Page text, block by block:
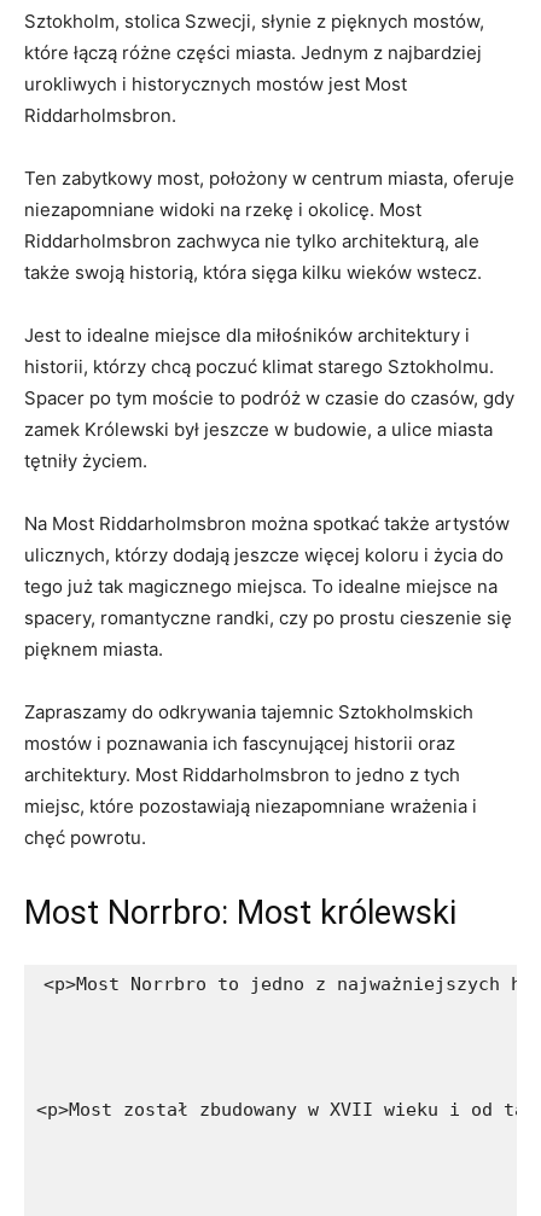
Sztokholm, stolica Szwecji, słynie z pięknych mostów,
które łączą różne części miasta. Jednym z najbardziej
urokliwych i​ historycznych‌ mostów jest Most
Riddarholmsbron.
Ten zabytkowy most, położony‌ w centrum miasta, oferuje
niezapomniane widoki ‍na rzekę i ‌okolicę. Most
Riddarholmsbron zachwyca nie ⁤tylko architekturą, ale
także ⁢swoją historią, która sięga kilku wieków wstecz.
Jest to idealne miejsce dla ‌miłośników architektury i
historii, którzy chcą ⁤poczuć​ klimat starego Sztokholmu.
Spacer‍ po tym moście to podróż w czasie do czasów, gdy
zamek Królewski był jeszcze w ⁤budowie, ⁤a ulice miasta‍
tętniły życiem.
Na‌ Most Riddarholmsbron można spotkać także artystów
ulicznych, którzy dodają jeszcze więcej koloru i życia do
tego już⁢ tak ‌magicznego miejsca. To idealne miejsce na
spacery, romantyczne randki, ‌czy po prostu cieszenie się
pięknem miasta.
Zapraszamy do odkrywania tajemnic Sztokholmskich
mostów‍ i poznawania ich ‍fascynującej historii oraz
architektury. Most Riddarholmsbron to jedno z‌ tych
miejsc, które pozostawiają niezapomniane wrażenia ​i
‍chęć powrotu.
Most Norrbro: Most królewski
<p>Most Norrbro to jedno z najważniejszych
<p>Most został zbudowany w XVII wieku i od